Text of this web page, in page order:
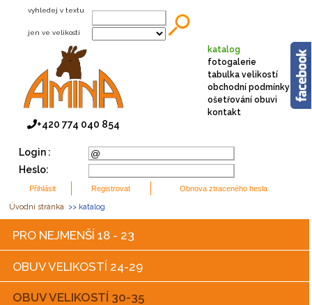
+420 774 040 854
vyhledej v textu
jen ve velikosti
Login :
Heslo:
Úvodní stránka >> katalog
katalog
fotogalerie
tabulka velikostí
obchodní podmínky
ošetřování obuvi
kontakt
PRO NEJMENŠÍ 18 - 23
OBUV VELIKOSTÍ 24-29
OBUV VELIKOSTÍ 30-35